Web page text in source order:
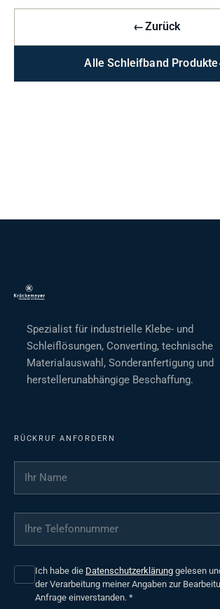
←Zurück
Alle Schleifband Produkte
Spezialist für industrielle Klebe- und
Schleiflösungen, Converting, technische
Materialauswahl, Sonderanfertigung und
herstellerunabhängige Beschaffung.
RÜCKRUF ANFORDERN
Ihr Name
Ihre Telefonnummer
Ich habe die Datenschutzerklärung gelesen
der Verarbeitung meiner Angaben zur
Anfrage einverstanden. *